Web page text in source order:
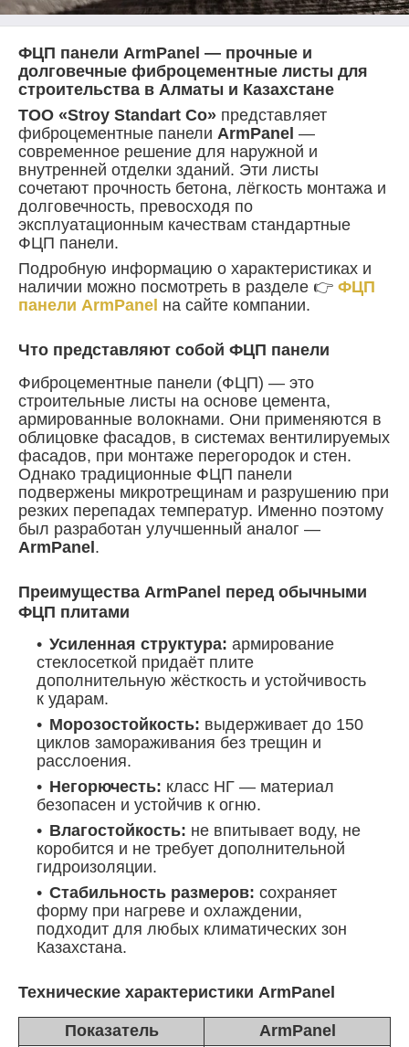
ФЦП панели ArmPanel — прочные и
долговечные фиброцементные листы для
строительства в Алматы и Казахстане
ТОО «Stroy Standart Co» представляет
фиброцементные панели ArmPanel —
современное решение для наружной и
внутренней отделки зданий. Эти листы
сочетают прочность бетона, лёгкость монтажа и
долговечность, превосходя по
эксплуатационным качествам стандартные
ФЦП панели.
Подробную информацию о характеристиках и
наличии можно посмотреть в разделе 👉 ФЦП
панели ArmPanel на сайте компании.
Что представляют собой ФЦП панели
Фиброцементные панели (ФЦП) — это
строительные листы на основе цемента,
армированные волокнами. Они применяются в
облицовке фасадов, в системах вентилируемых
фасадов, при монтаже перегородок и стен.
Однако традиционные ФЦП панели
подвержены микротрещинам и разрушению при
резких перепадах температур. Именно поэтому
был разработан улучшенный аналог —
ArmPanel.
Преимущества ArmPanel перед обычными
ФЦП плитами
Усиленная структура: армирование
стеклосеткой придаёт плите
дополнительную жёсткость и устойчивость
к ударам.
Морозостойкость: выдерживает до 150
циклов замораживания без трещин и
расслоения.
Негорючесть: класс НГ — материал
безопасен и устойчив к огню.
Влагостойкость: не впитывает воду, не
коробится и не требует дополнительной
гидроизоляции.
Стабильность размеров: сохраняет
форму при нагреве и охлаждении,
подходит для любых климатических зон
Казахстана.
Технические характеристики ArmPanel
Показатель ArmPanel